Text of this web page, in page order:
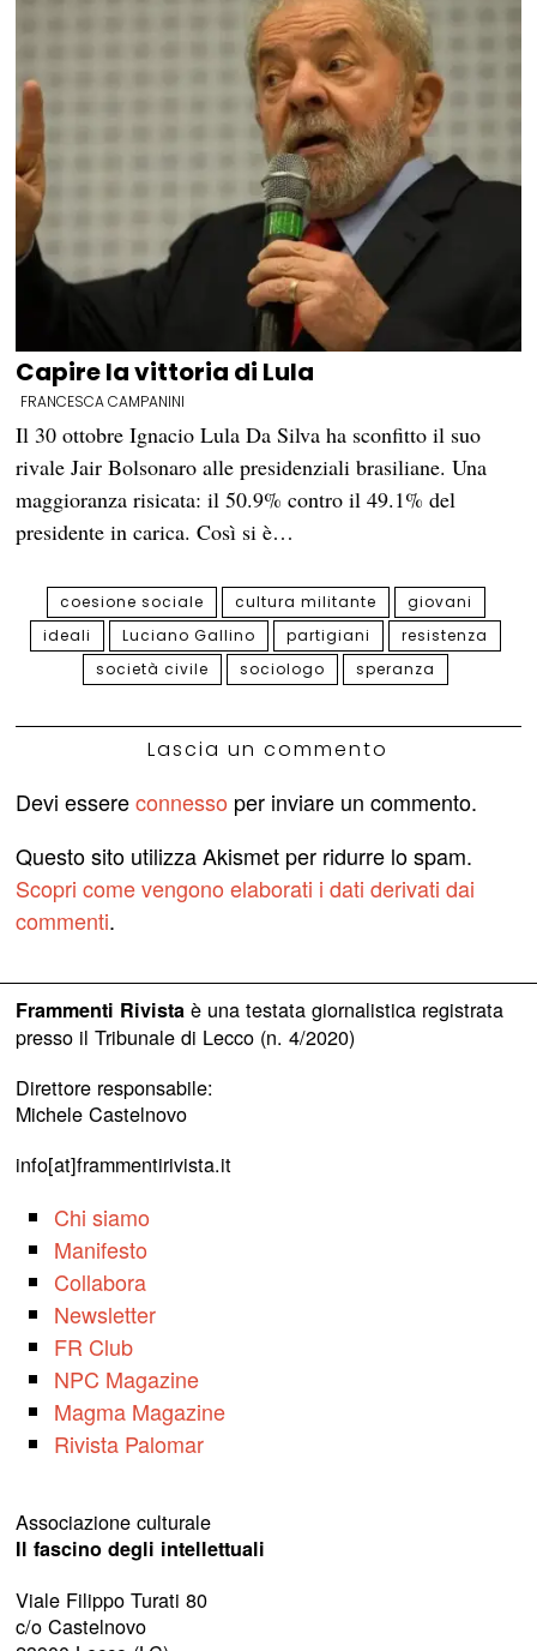
Capire la vittoria di Lula
FRANCESCA CAMPANINI
Il 30 ottobre Ignacio Lula Da Silva ha sconfitto il suo
rivale Jair Bolsonaro alle presidenziali brasiliane. Una
maggioranza risicata: il 50.9% contro il 49.1% del
presidente in carica. Così si è…
coesione sociale cultura militante
giovani
ideali
Luciano Gallino partigiani
resistenza
società civile
sociologo speranza
Lascia un commento
Devi essereconnesso per inviare un commento.
Questo sito utilizza Akismet per ridurre lo spam.
Scopri come vengono elaborati i dati derivati dai
commenti.
Frammenti Rivistaè una testata giornalistica registrata
presso il Tribunale di Lecco (n. 4/2020)
Direttore responsabile:
Michele Castelnovo
info[at]frammentirivista.it
Chi siamo
Manifesto
Collabora
Newsletter
FR Club
NPC Magazine
Magma Magazine
Rivista Palomar
Associazione culturale
Il fascino degli intellettuali
Viale Filippo Turati 80
c/o Castelnovo